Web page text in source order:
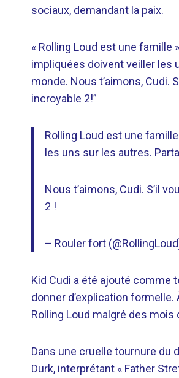
sociaux, demandant la paix.
« Rolling Loud est une
impliquées doivent veiller les
monde. Nous t’aimons, Cudi.
incroyable 2!”
Rolling Loud est une
les uns sur les autres.
Nous t’aimons, Cudi. S’il
2 !
– Rouler fort
Kid Cudi a été ajouté comme
donner d’explication
Rolling Loud malgré des mois
Dans une cruelle tournure du
Durk, interprétant « Father